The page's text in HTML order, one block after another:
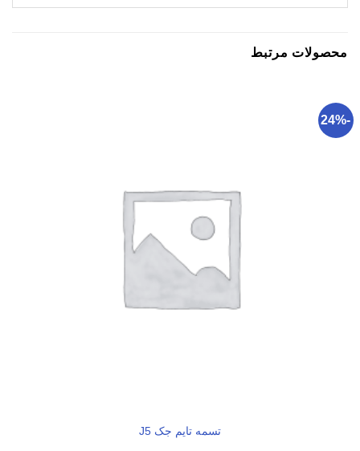
محصولات مرتبط
-24%
تسمه تایم جک J5